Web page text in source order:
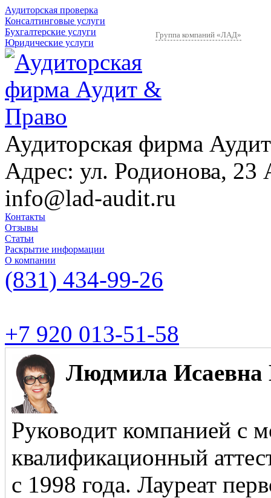
Аудиторская проверка
Консалтинговые услуги
Бухгалтерские услуги
Юридические услуги
Группа компаний «ЛАД»
Аудиторская фирма
Адрес: ул. Родионова, 23
info@lad-audit.ru
Контакты
Отзывы
Статьи
Раскрытие информации
О компании
(831) 434-99-26
+7 920 013-51-58
Людмила Исаевна
Руководит компанией с
квалификационный
с 1998 года. Лауреат